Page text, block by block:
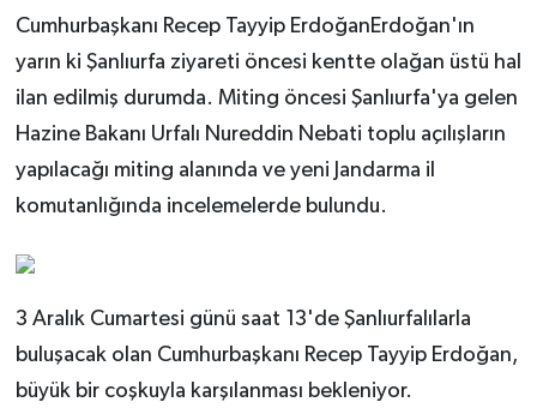
Cumhurbaşkanı Recep Tayyip ErdoğanErdoğan'ın
yarın ki Şanlıurfa ziyareti öncesi kentte olağan üstü hal
ilan edilmiş durumda. Miting öncesi Şanlıurfa'ya gelen
Hazine Bakanı Urfalı Nureddin Nebati toplu açılışların
yapılacağı miting alanında ve yeni Jandarma il
komutanlığında incelemelerde bulundu.
3 Aralık Cumartesi günü saat 13'de Şanlıurfalılarla
buluşacak olan Cumhurbaşkanı Recep Tayyip Erdoğan,
büyük bir coşkuyla karşılanması bekleniyor.